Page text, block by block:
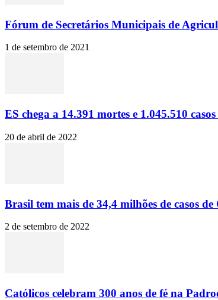
Fórum de Secretários Municipais de
1 de setembro de 2021
ES chega a 14.391 mortes e 1.045.510
20 de abril de 2022
Brasil tem mais de 34,4 milhões de casos
2 de setembro de 2022
Católicos celebram 300 anos de fé na